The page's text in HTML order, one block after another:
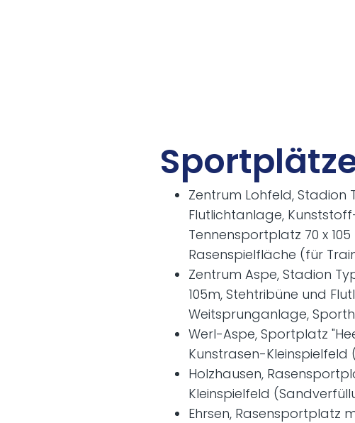
Zentrum Lohfeld, Stadion
Flutlichtanlage,
Tennensportplatz 70 x
Rasenspielfläche (für
Zentrum Aspe, Stadion
105m, Stehtribüne und
Weitsprunganlage,
Werl-Aspe, Sportplatz
Kunstrasen-Kleinspielfeld
Holzhausen,
Kleinspielfeld
Ehrsen, Rasensportplatz